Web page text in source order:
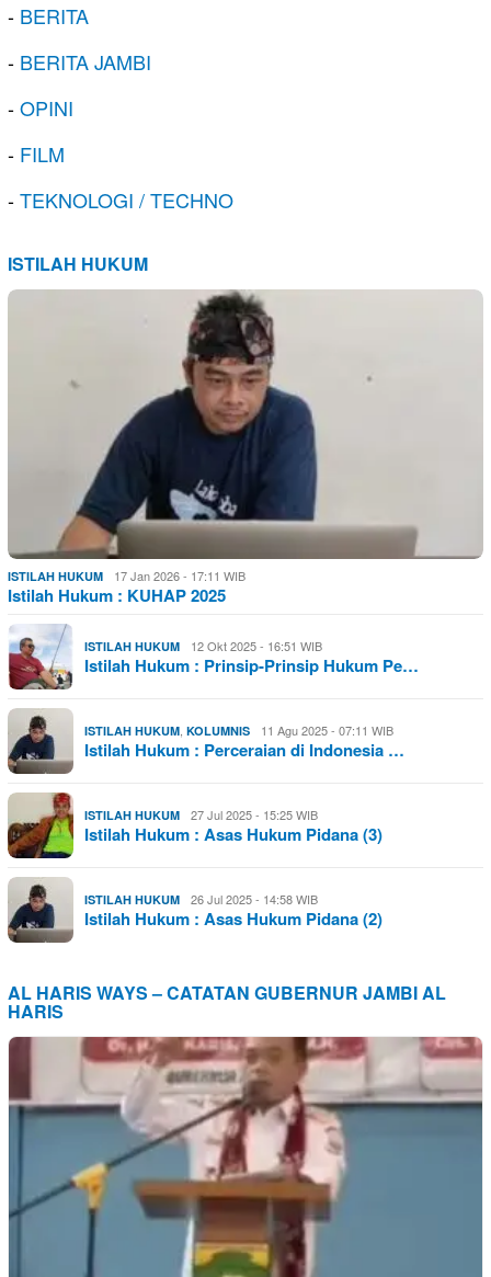
- BERITA
- BERITA JAMBI
-OPINI
- FILM
-TEKNOLOGI / TECHNO
ISTILAH HUKUM
ISTILAH HUKUM 17 Jan 2026 - 17:11 WIB
Istilah Hukum : KUHAP 2025
ISTILAH HUKUM 12 Okt 2025 - 16:51 WIB
Istilah Hukum : Prinsip-Prinsip Hukum Pe…
ISTILAH HUKUM KOLUMNIS 11 Agu 2025 - 07:11 WIB
Istilah Hukum : Perceraian di Indonesia …
ISTILAH HUKUM 27 Jul 2025 - 15:25 WIB
Istilah Hukum : Asas Hukum Pidana (3)
ISTILAH HUKUM 26 Jul 2025 - 14:58 WIB
Istilah Hukum : Asas Hukum Pidana (2)
AL HARIS WAYS – CATATAN GUBERNUR JAMBI AL
HARIS